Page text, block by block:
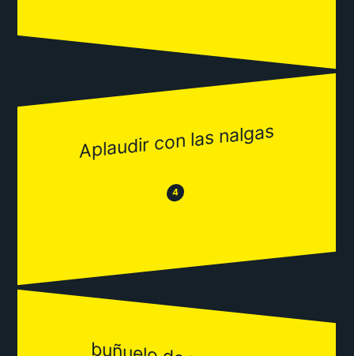
Aplaudir con las nalgas
😒 4 😂